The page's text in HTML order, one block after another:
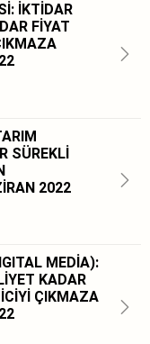
İKTİDAR
FİYAT
SÜREKLİ
2022
MEDİA):
KADAR
ÇIKMAZA